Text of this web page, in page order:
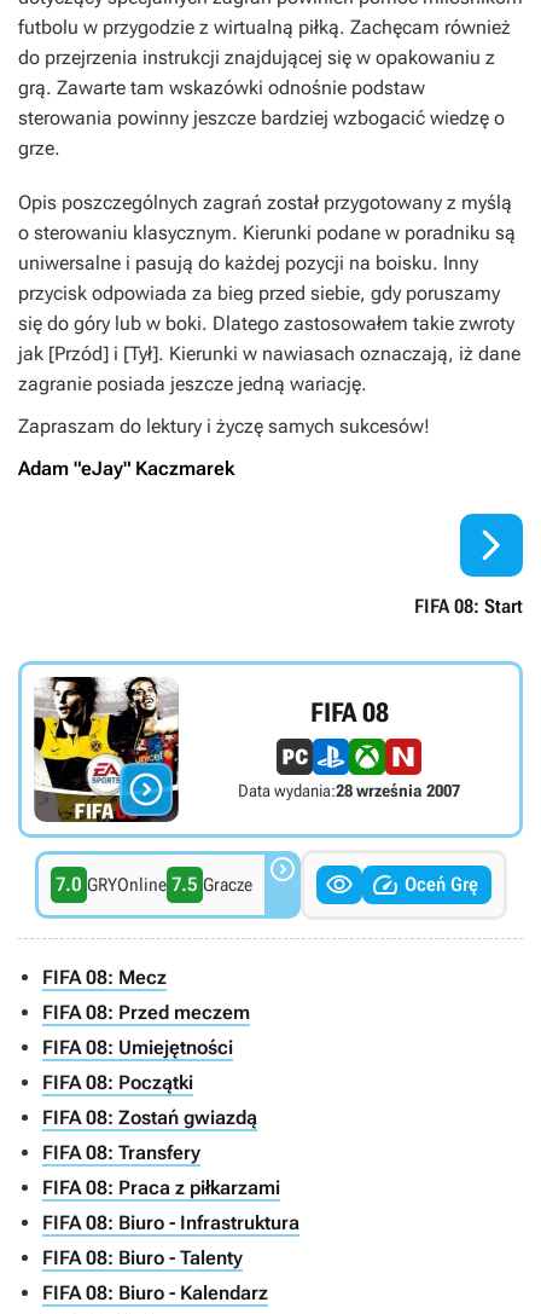
futbolu w przygodzie z wirtualną piłką. Zachęcam również
do przejrzenia instrukcji znajdującej się w opakowaniu z
grą. Zawarte tam wskazówki odnośnie podstaw
sterowania powinny jeszcze bardziej wzbogacić wiedzę o
grze.
Opis poszczególnych zagrań został przygotowany z myślą
o sterowaniu klasycznym. Kierunki podane w poradniku są
uniwersalne i pasują do każdej pozycji na boisku. Inny
przycisk odpowiada za bieg przed siebie, gdy poruszamy
się do góry lub w boki. Dlatego zastosowałem takie zwroty
jak [Przód] i [Tył]. Kierunki w nawiasach oznaczają, iż dane
zagranie posiada jeszcze jedną wariację.
Zapraszam do lektury i życzę samych sukcesów!
Adam "eJay" Kaczmarek
FIFA 08: Start


FIFA 08
Data wydania:28 września 2007
7.0 GRYOnline 7.5 Gracze    Oceń Grę
FIFA 08: Mecz
FIFA 08: Przed meczem
FIFA 08: Umiejętności
FIFA 08: Początki
FIFA 08: Zostań gwiazdą
FIFA 08: Transfery
FIFA 08: Praca z piłkarzami
FIFA 08: Biuro - Infrastruktura
FIFA 08: Biuro - Talenty
FIFA 08: Biuro - Kalendarz